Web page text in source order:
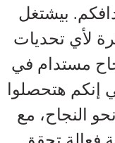
بيشتغل
لأي تحديات
مستدام في
إنكم هتحصلوا
النجاح، مع